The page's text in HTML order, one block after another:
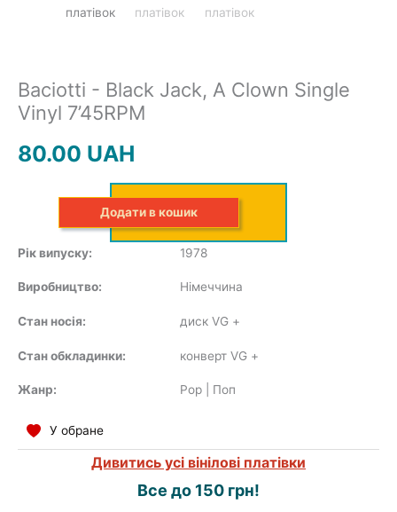
Baciotti - Black Jack, A Clown Single
Vinyl 7’45RPM
80.00 UAH
Додати в кошик
Рік випуску: 1978
Виробництво: Німеччина
Стан носія: диск VG +
Стан обкладинки: конверт VG +
Жанр: Pop | Поп
У обране
Дивитись усі вінілові платівки
Все до 150 грн!
SOUNDTRACK
COMPILATION